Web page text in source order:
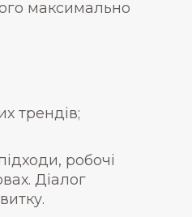
максимально
трендів;
робочі
Діалог